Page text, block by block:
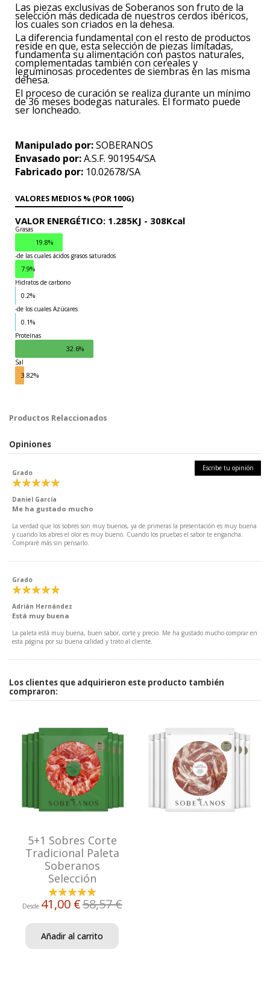
Las piezas exclusivas de Soberanos son fruto de la
selección más dedicada de nuestros cerdos ibéricos,
los cuales son criados en la dehesa.
La diferencia fundamental con el resto de productos
reside en que, esta selección de piezas limitadas,
fundamenta su alimentación con pastos naturales,
complementadas también con cereales y
leguminosas procedentes de siembras en las misma
dehesa.
El proceso de curación se realiza durante un mínimo
de 36 meses bodegas naturales. El formato puede
ser loncheado.
Manipulado por:SOBERANOS
Envasado por:A.S.F. 901954/SA
Fabricado por: 10.02678/SA
VALORES MEDIOS % (POR 100G)
VALOR ENERGÉTICO: 1.285KJ - 308Kcal
Grasas
19.8%
-de las cuales ácidos grasos saturados
7.9%
Hidratos de carbono
0.2%
-de los cuales Azúcares
Grasas
0.1%
Proteínas
32.6%
Sal
3.82%
Productos Relaccionados
Opiniones
Escribe tu opinión
Grado
Daniel García
Me ha gustado mucho
La verdad que los sobres son muy buenos, ya de primeras la presentación es muy buena
y cuando los abres el olor es muy bueno. Cuando los pruebas el sabor te engancha.
Compraré más sin pensarlo.
Grado
Adrián Hernández
Está muy buena
La paleta está muy buena, buen sabor, corte y precio. Me ha gustado mucho comprar en
esta página por su buena calidad y trato al cliente.
Los clientes que adquirieron este producto también
compraron:
5+1 Sobres Corte
Tradicional Paleta
Soberanos
Selección
Desde 41,00 €58,57 €
Añadir al carrito